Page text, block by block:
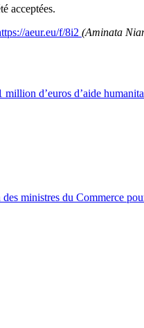
acceptées.
aeur.eu/f/8i2 (Aminata
million d’euros d’aide
ministres du Commerce